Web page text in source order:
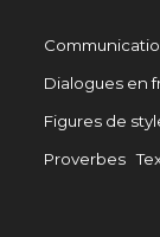
Dialogues en
Figures de
Proverbes